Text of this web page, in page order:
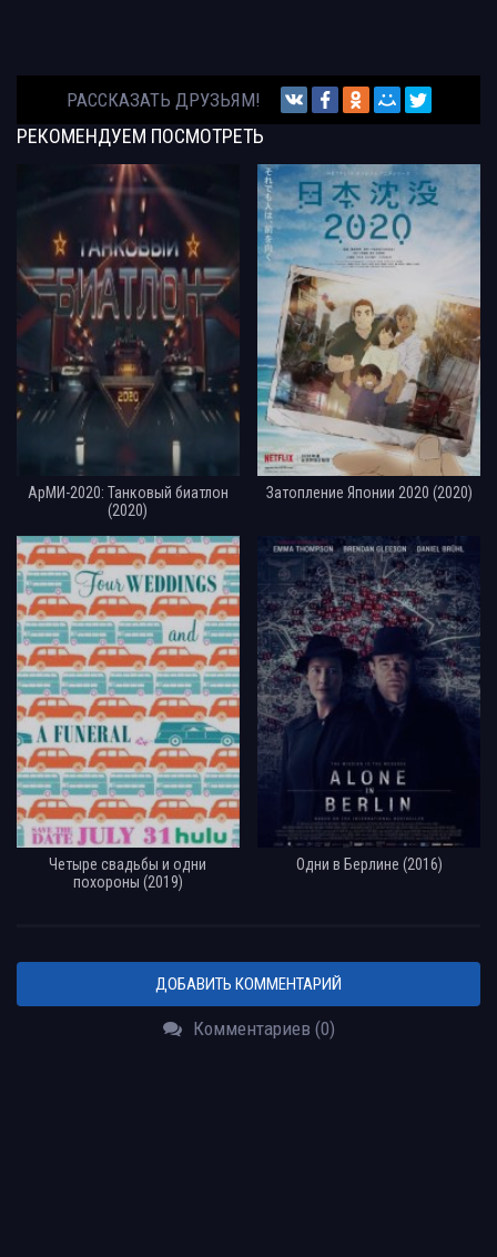
РАССКАЗАТЬ ДРУЗЬЯМ!
РЕКОМЕНДУЕМ ПОСМОТРЕТЬ
АрМИ-2020: Танковый биатлон
(2020)
Затопление Японии 2020 (2020)
Четыре свадьбы и одни
похороны (2019)
Одни в Берлине (2016)
ДОБАВИТЬ КОММЕНТАРИЙ
Комментариев (0)